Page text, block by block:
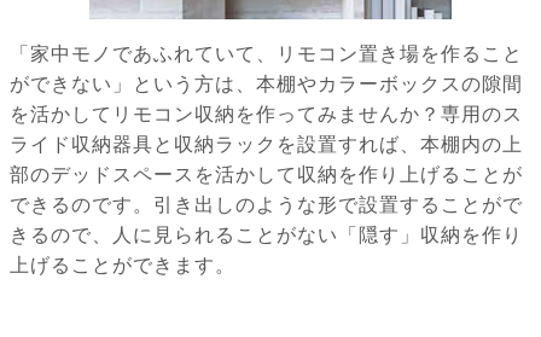
「家中モノであふれていて、リモコン置き場を作ること
ができない」という方は、本棚やカラーボックスの隙間
を活かしてリモコン収納を作ってみませんか？専用のス
ライド収納器具と収納ラックを設置すれば、本棚内の上
部のデッドスペースを活かして収納を作り上げることが
できるのです。引き出しのような形で設置することがで
きるので、人に見られることがない「隠す」収納を作り
上げることができます。